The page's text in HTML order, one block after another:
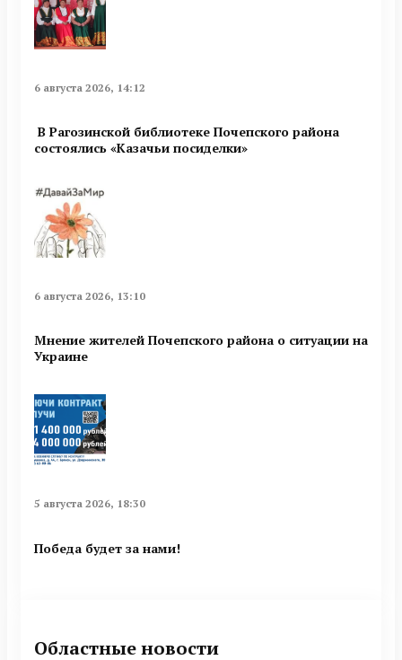
6 августа 2026, 14:12
В Рагозинской библиотеке Почепского района
состоялись «Казачьи посиделки»
6 августа 2026, 13:10
Мнение жителей Почепского района о ситуации на
Украине
5 августа 2026, 18:30
Победа будет за нами!
Областные новости